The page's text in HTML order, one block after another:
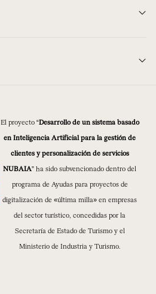
El proyecto “Desarrollo de un sistema basado
en Inteligencia Artificial para la gestión de
clientes y personalización de servicios
NUBAIA” ha sido subvencionado dentro del
programa de Ayudas para proyectos de
digitalización de «última milla» en empresas
del sector turístico, concedidas por la
Secretaría de Estado de Turismo y el
Ministerio de Industria y Turismo.